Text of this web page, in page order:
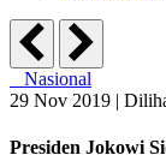
Nasional
29 Nov 2019 |
Presiden Jokowi